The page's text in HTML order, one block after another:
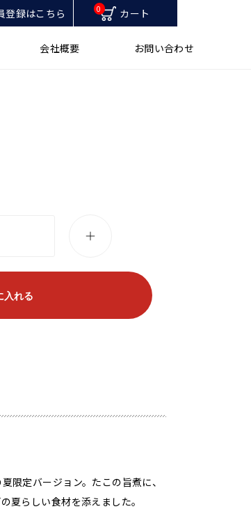
登録はこちら 0 カート
会社概要 お問い合わせ
入れる
限定バージョン。たこの旨煮に、
夏らしい食材を添えました。